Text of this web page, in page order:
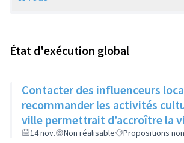
État d'exécution global
Contacter des influenceurs
recommander les activités
ville permettrait d’accroître la
évènements auprès des jeunes
14 nov. Non réalisable Propositions